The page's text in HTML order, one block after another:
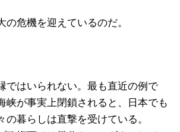
危機を迎えているのだ。
はいられない。最も直近の例で
峡が事実上閉鎖されると、日本でも
暮らしは直撃を受けている。